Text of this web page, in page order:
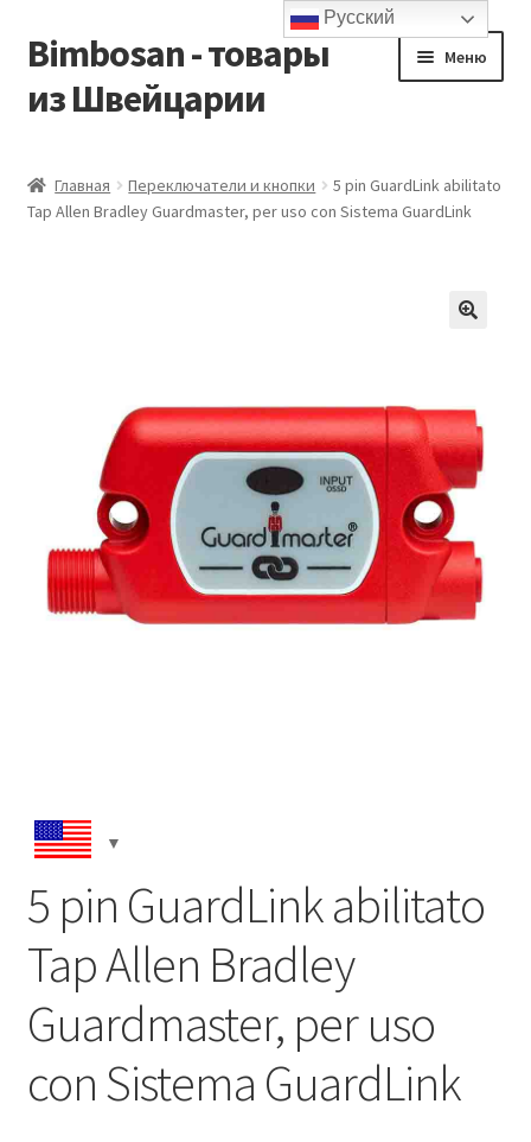
Перейти
к
навигации
Перейти
к
содержимому
Bimbosan - товары
из Швейцарии
Меню
Блог
Мой аккаунт
Оформление заказа
Главная Переключатели и кнопки
5 pin GuardLink abilitato
Tap Allen Bradley Guardmaster, per uso con Sistema GuardLink
5 pin GuardLink abilitato
Tap Allen Bradley
Guardmaster, per uso
con Sistema GuardLink
Русский